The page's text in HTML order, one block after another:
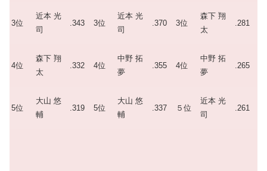
3位
近本 光
司
.343 3位
近本 光
司
.370 3位
森下 翔
太
.281
4位
森下 翔
太
.332 4位
中野 拓
夢
.355 4位
中野 拓
夢
.265
5位
大山 悠
輔
.319 5位
大山 悠
輔
.337 ５位
近本 光
司
.261